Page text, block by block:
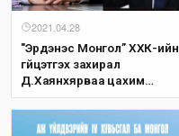
2021.04.28
"Эрдэнэс Монгол” ХХК-ийн
гүйцэтгэх захирал
Д.Хаянхярваа цахим
уулзалт хийв